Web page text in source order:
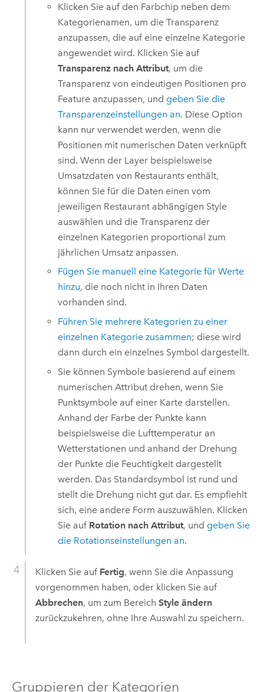
Klicken Sie auf den Farbchip neben dem
Kategorienamen, um die Transparenz
anzupassen, die auf eine einzelne Kategorie
angewendet wird. Klicken Sie auf
Transparenz nach Attribut, um die
Transparenz von eindeutigen Positionen pro
Feature anzupassen, und geben Sie die
Transparenzeinstellungen an. Diese Option
kann nur verwendet werden, wenn die
Positionen mit numerischen Daten verknüpft
sind. Wenn der Layer beispielsweise
Umsatzdaten von Restaurants enthält,
können Sie für die Daten einen vom
jeweiligen Restaurant abhängigen Style
auswählen und die Transparenz der
einzelnen Kategorien proportional zum
jährlichen Umsatz anpassen.
Fügen Sie manuell eine Kategorie für Werte
hinzu, die noch nicht in Ihren Daten
vorhanden sind.
Führen Sie mehrere Kategorien zu einer
einzelnen Kategorie zusammen; diese wird
dann durch ein einzelnes Symbol dargestellt.
Sie können Symbole basierend auf einem
numerischen Attribut drehen, wenn Sie
Punktsymbole auf einer Karte darstellen.
Anhand der Farbe der Punkte kann
beispielsweise die Lufttemperatur an
Wetterstationen und anhand der Drehung
der Punkte die Feuchtigkeit dargestellt
werden. Das Standardsymbol ist rund und
stellt die Drehung nicht gut dar. Es empfiehlt
sich, eine andere Form auszuwählen. Klicken
Sie auf Rotation nach Attribut, und geben Sie
die Rotationseinstellungen an.
Klicken Sie auf Fertig, wenn Sie die Anpassung
vorgenommen haben, oder klicken Sie auf
Abbrechen, um zum Bereich Style ändern
zurückzukehren, ohne Ihre Auswahl zu speichern.
Gruppieren der Kategorien